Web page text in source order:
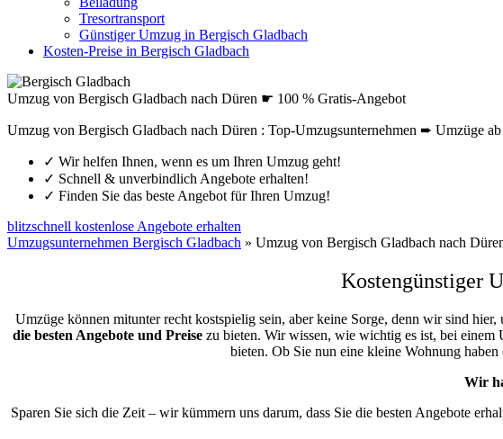
Tresortransport
Günstiger Umzug in Bergisch Gladbach
Kosten-Preise in Bergisch Gladbach
Umzug von Bergisch Gladbach nach Düren ☛ 100 % Gratis-Angebot
Umzug von Bergisch Gladbach nach Düren : Top-Umzugsunternehmen ➨ Umzüge
✓ Wir helfen Ihnen, wenn es um Ihren Umzug geht!
✓ Schnell & unverbindlich Angebote erhalten!
✓ Finden Sie das beste Angebot für Ihren Umzug!
blitzschnell kostenlose Angebote erhalten
Umzugsunternehmen Bergisch Gladbach » Umzug von Bergisch Gladbach nach
Kostengünstiger
Umzüge können mitunter recht kostspielig sein, aber keine Sorge, denn wir sind hier,
die besten Angebote und Preise zu bieten. Wir wissen, wie wichtig es ist, bei einem
bieten. Ob Sie nun eine kleine Wohnung
Wir
Sparen Sie sich die Zeit – wir kümmern uns darum, dass Sie die besten Angebote